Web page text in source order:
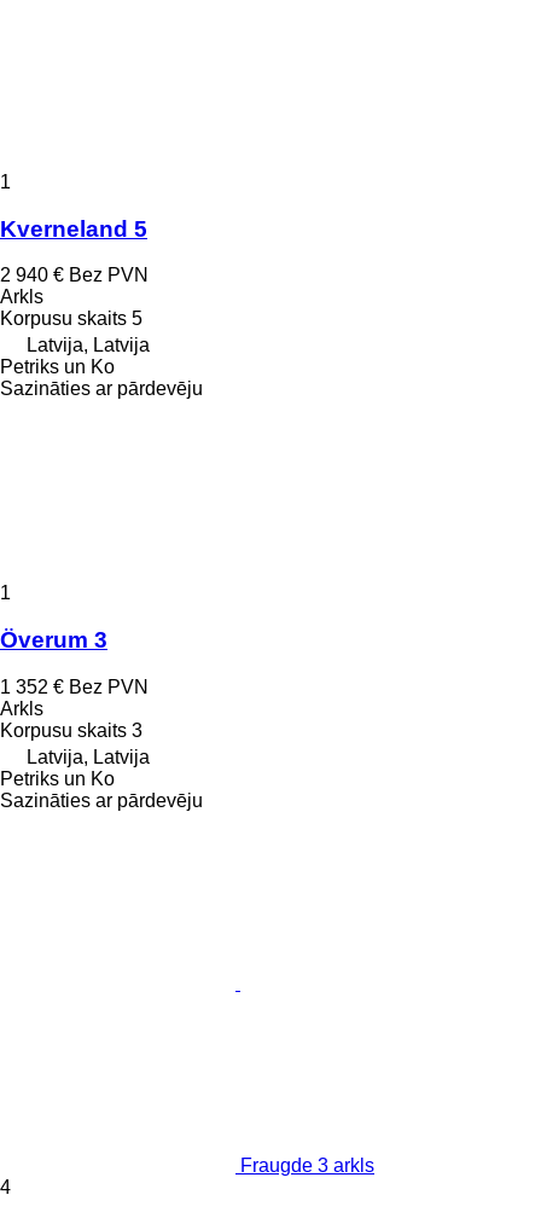
1
Kverneland 5
2 940 € Bez PVN
Arkls
Korpusu skaits 5
Latvija, Latvija
Petriks un Ko
Sazināties ar pārdevēju
1
Överum 3
1 352 € Bez PVN
Arkls
Korpusu skaits 3
Latvija, Latvija
Petriks un Ko
Sazināties ar pārdevēju
Fraugde 3 arkls
4